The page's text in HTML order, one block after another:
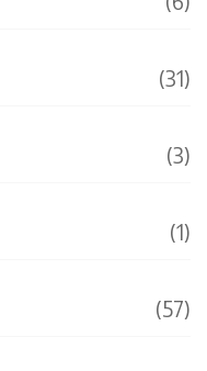
(31)
(3)
(1)
(57)